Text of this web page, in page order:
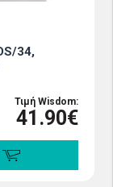
34,
Τιμή Wisdom:
41.90€